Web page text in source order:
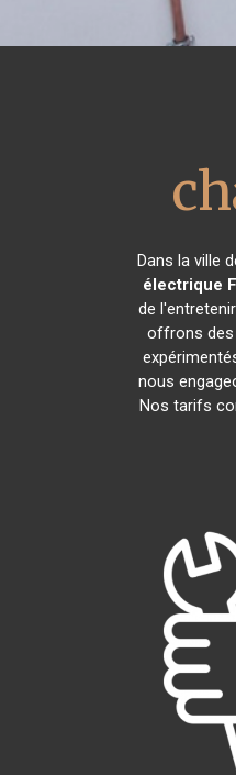
Dans la ville
électrique
de
offrons des
nous
Nos tarifs